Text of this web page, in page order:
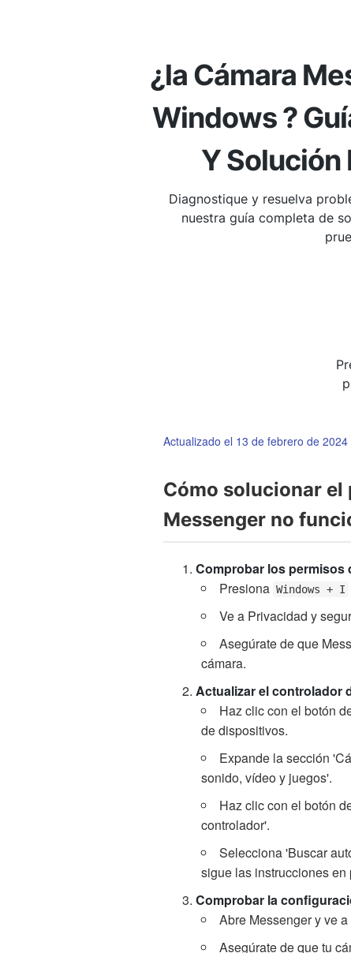
¿la Cámara
Windows ?
Y Solución
Diagnostique y resuelva
nuestra guía completa de
Actualizado el 13 de febrero de 2024
Cómo solucionar el
Messenger no
Comprobar los permisos
Presiona Windows + I
Ve a Privacidad y
Asegúrate de que
cámara.
Actualizar el controlador
Haz clic con el botón
de dispositivos.
Expande la sección
sonido, vídeo y juegos'.
Haz clic con el botón
controlador'.
Selecciona 'Buscar
sigue las instrucciones en
Comprobar la
Abre Messenger y ve
Asegúrate de que tu